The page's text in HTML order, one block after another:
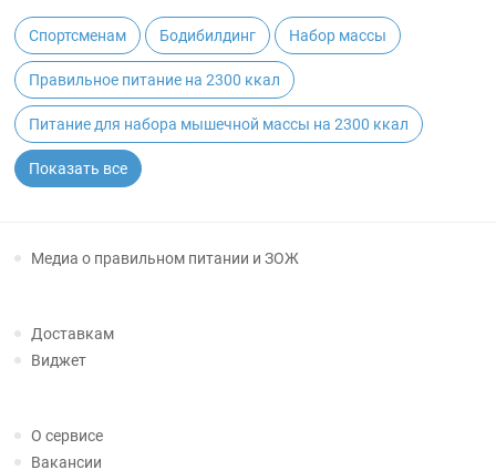
Спортсменам Бодибилдинг Набор массы
Правильное питание на 2300 ккал
Питание для набора мышечной массы на 2300 ккал
Показать все
Медиа о правильном питании и ЗОЖ
Доставкам
Виджет
О сервисе
Вакансии